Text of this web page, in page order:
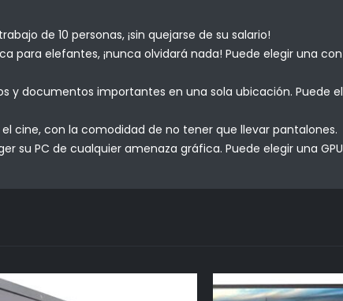
de 10 personas, ¡sin quejarse de su salario!
para elefantes, ¡nunca olvidará nada! Puede elegir una
y documentos importantes en una sola ubicación. Puede
el cine, con la comodidad de no tener que llevar pantalones.
su PC de cualquier amenaza gráfica. Puede elegir una